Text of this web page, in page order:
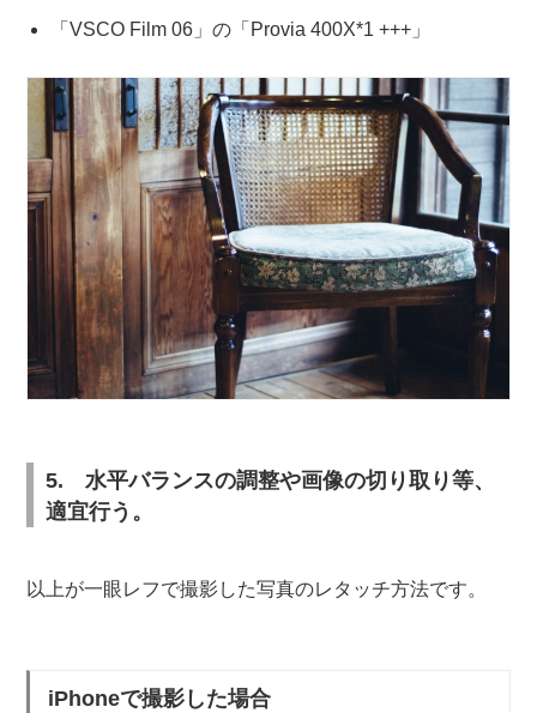
「VSCO Film 06」の「Provia 400X*1 +++」
5. 水平バランスの調整や画像の切り取り等、
適宜行う。
以上が一眼レフで撮影した写真のレタッチ方法です。
iPhoneで撮影した場合